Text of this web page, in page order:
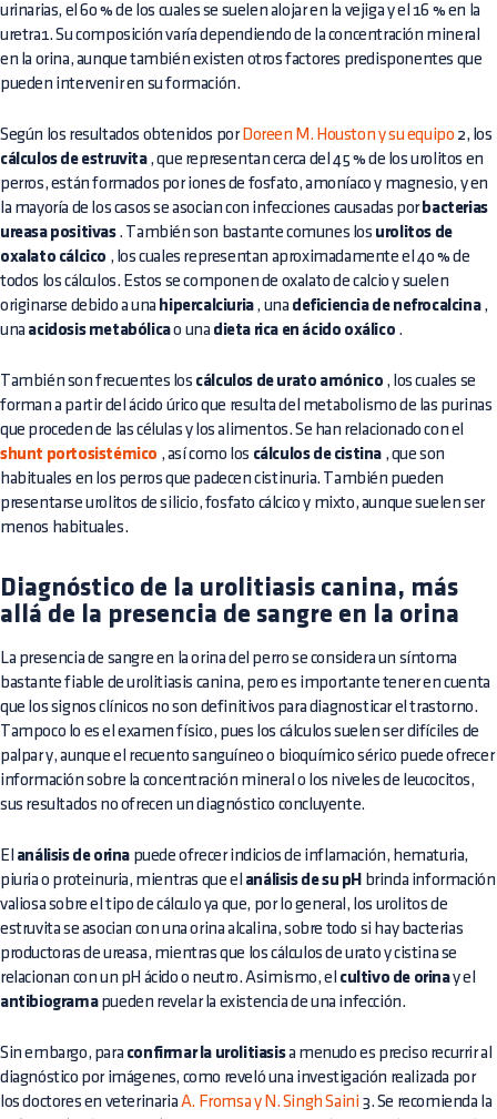
urinarias, el 60 % de los cuales se suelen alojar en la vejiga y el 16 % en la
uretra1. Su composición varía dependiendo de la concentración mineral
en la orina, aunque también existen otros factores predisponentes que
pueden intervenir en su formación.
Según los resultados obtenidos por Doreen M. Houston y su equipo 2, los
cálculos de estruvita, que representan cerca del 45 % de los urolitos en
perros, están formados por iones de fosfato, amoníaco y magnesio, y en
la mayoría de los casos se asocian con infecciones causadas porbacterias
ureasa positivas. También son bastante comunes los urolitos de
oxalato cálcico , los cuales representan aproximadamente el 40 % de
todos los cálculos. Estos se componen de oxalato de calcio y suelen
originarse debido a una hipercalciuria, una deficiencia de nefrocalcina,
una acidosis metabólicao una dieta rica en ácido oxálico .
También son frecuentes los cálculos de urato amónico , los cuales se
forman a partir del ácido úrico que resulta del metabolismo de las purinas
que proceden de las células y los alimentos. Se han relacionado con el
shunt portosistémico , así como los cálculos de cistina , que son
habituales en los perros que padecen cistinuria. También pueden
presentarse urolitos de silicio, fosfato cálcico y mixto, aunque suelen ser
menos habituales.
Diagnóstico de la urolitiasis canina, más
allá de la presencia de sangre en la orina
La presencia de sangre en la orina del perro se considera un síntoma
bastante fiable de urolitiasis canina, pero es importante tener en cuenta
que los signos clínicos no son definitivos para diagnosticar el trastorno.
Tampoco lo es el examen físico, pues los cálculos suelen ser difíciles de
palpar y, aunque el recuento sanguíneo o bioquímico sérico puede ofrecer
información sobre la concentración mineral o los niveles de leucocitos,
sus resultados no ofrecen un diagnóstico concluyente.
El análisis de orina puede ofrecer indicios de inflamación, hematuria,
piuria o proteinuria, mientras que el análisis de su pH brinda información
valiosa sobre el tipo de cálculo ya que, por lo general, los urolitos de
estruvita se asocian con una orina alcalina, sobre todo si hay bacterias
productoras de ureasa, mientras que los cálculos de urato y cistina se
relacionan con un pH ácido o neutro. Asimismo, el cultivo de orinay el
antibiogramapueden revelar la existencia de una infección.
Sin embargo, para confirmar la urolitiasisa menudo es preciso recurrir al
diagnóstico por imágenes, como reveló una investigación realizada por
los doctores en veterinaria A. Fromsa y N. Singh Saini 3. Se recomienda la